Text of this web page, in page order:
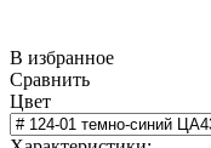
В избранное
Сравнить
Цвет